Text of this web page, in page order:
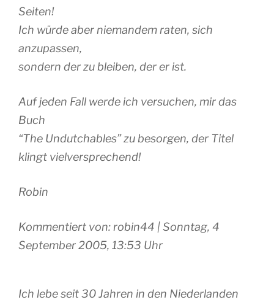
Seiten!
Ich würde aber niemandem raten, sich
anzupassen,
sondern der zu bleiben, der er ist.
Auf jeden Fall werde ich versuchen, mir das
Buch
“The Undutchables” zu besorgen, der Titel
klingt vielversprechend!
Robin
Kommentiert von: robin44 | Sonntag, 4
September 2005, 13:53 Uhr
Ich lebe seit 30 Jahren in den Niederlanden